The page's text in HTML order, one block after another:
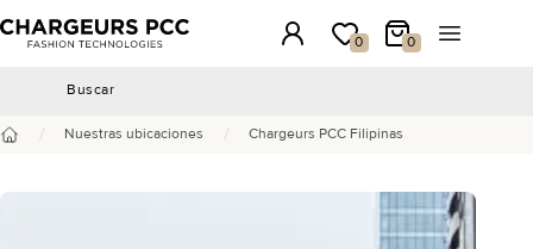
Chargeurs PCC Conexión
0
Mi lista de deseos
0
Mi carritoAbrir el
Buscar
/ Nuestras ubicaciones / Chargeurs PCC Filipinas